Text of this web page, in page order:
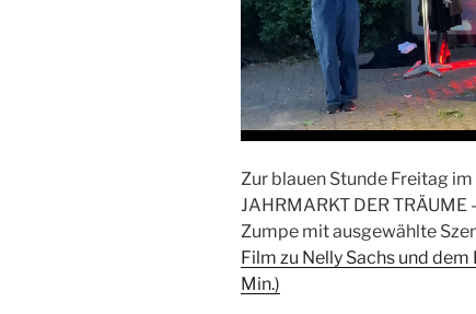
Zur blauen Stunde Freitag
JAHRMARKT DER
Zumpe mit ausgewählte
Film zu Nelly Sachs und
Min.)